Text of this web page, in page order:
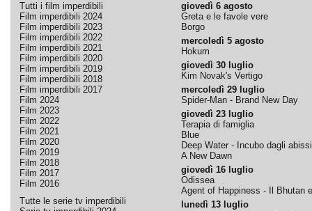
Tutti i film imperdibili
Film imperdibili 2024
Film imperdibili 2023
Film imperdibili 2022
Film imperdibili 2021
Film imperdibili 2020
Film imperdibili 2019
Film imperdibili 2018
Film imperdibili 2017
Film 2024
Film 2023
Film 2022
Film 2021
Film 2020
Film 2019
Film 2018
Film 2017
Film 2016
Tutte le serie tv imperdibili
giovedì 6 agosto
Greta e le favole vere
Borgo
mercoledì 5 agosto
Hokum
giovedì 30 luglio
Kim Novak's Vertigo
mercoledì 29 luglio
Spider-Man - Brand New Day
giovedì 23 luglio
Terapia di famiglia
Blue
Deep Water - Incubo dagli abissi
A New Dawn
giovedì 16 luglio
Odissea
Agent of Happiness - Il Bhutan
lunedì 13 luglio